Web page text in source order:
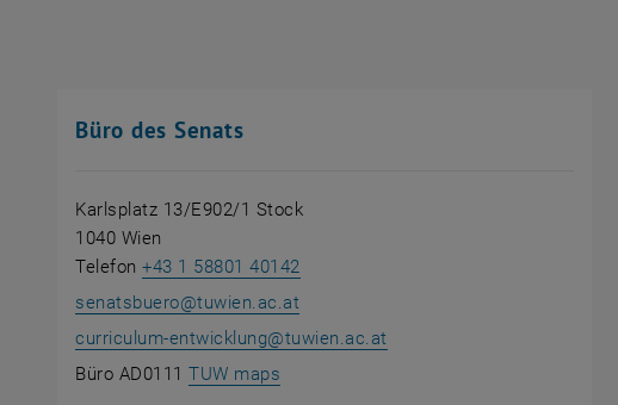
Büro des Senats
Karlsplatz 13/E902/1 Stock
1040 Wien
Telefon+43 1 58801 40142
senatsbuero@tuwien.ac.at
curriculum-entwicklung@tuwien.ac.at
Büro AD0111TUW maps